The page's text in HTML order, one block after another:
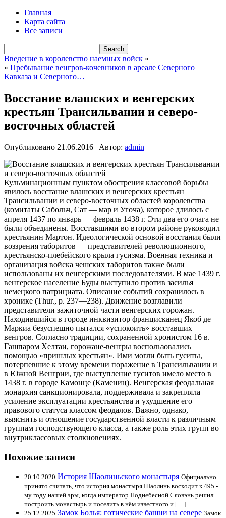
Главная
Карта сайта
Все записи
Введение в королевство наемных войск »
« Пребывание венгров-кочевников в ареале Северного
Кавказа и Северного…
Восстание влашских и венгерских
крестьян Трансильвании и северо-
восточных областей
Опубликовано 21.06.2016 | Автор: admin
Кульминационным пунктом обострения классовой борьбы
явилось восстание влашских и венгерских крестьян
Трансильвании и северо-восточных областей королевства
(комитаты Сабольч, Сат — мар и Угоча), которое длилось с
апреля 1437 по январь — февраль 1438 г. Эти два его очага не
были объединены. Восставшими во втором районе руководил
крестьянин Мартон. Идеологической основой восстания были
воззрения таборитов — представителей революционного,
крестьянско-плебейского крыла гусизма. Военная техника и
организация войска чешских таборитов также были
использованы их венгерскими последователями. В мае 1439 г.
венгерское население Буды выступило против засилья
немецкого патрициата. Описание событий сохранилось в
хронике (Thur., р. 237—238). Движение возглавили
представители зажиточной части венгерских горожан.
Находившийся в городе инквизитор францисканец Якоб де
Маркиа безуспешно пытался «успокоить» восставших
венгров. Согласно традиции, сохраненной хронистом 16 в.
Гашпаром Хелтаи, горожане-венгры воспользовались
помощью «пришлых крестьян». Ими могли быть гуситы,
потерпевшие к этому времени поражение в Трансильвании и
в Южной Венгрии, где выступление гуситов имело место в
1438 г. в городе Камонце (Камениц). Венгерская феодальная
монархия санкционировала, поддерживала и закрепляла
усиление эксплуатации крестьянства и ухудшение его
правового статуса классом феодалов. Важно, однако,
выяснить и отношение государственной власти к различным
группам господствующего класса, а также роль этих групп во
внутриклассовых столкновениях.
Похожие записи
20.10.2020 История Шаолиньского монастыря Официально
принято считать, что история монастыря Шаолинь восходит к 495 -
му году нашей эры, когда император Поднебесной Сяовэнь решил
построить монастырь и поселить в нём известного и […]
25.12.2025 Замок Болья: готические башни на севере Замок